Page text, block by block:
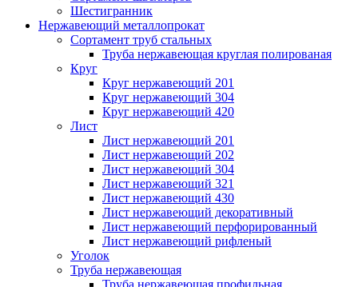
Шестигранник
Нержавеющий металлопрокат
Сортамент труб стальных
Труба нержавеющая круглая полированая
Круг
Круг нержавеющий 201
Круг нержавеющий 304
Круг нержавеющий 420
Лист
Лист нержавеющий 201
Лист нержавеющий 202
Лист нержавеющий 304
Лист нержавеющий 321
Лист нержавеющий 430
Лист нержавеющий декоративный
Лист нержавеющий перфорированный
Лист нержавеющий рифленый
Уголок
Труба нержавеющая